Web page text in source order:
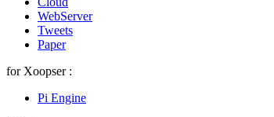
WebServer
Tweets
Paper
for Xoopser :
Pi Engine